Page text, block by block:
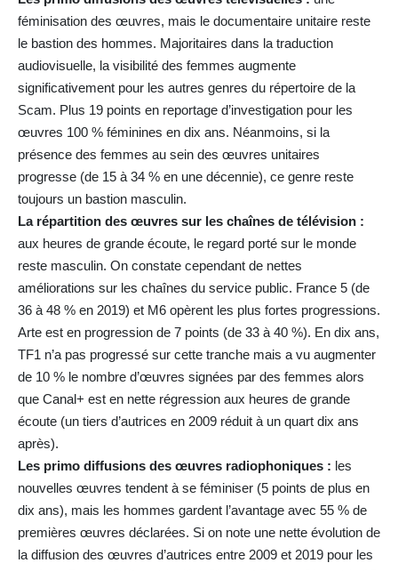
féminisation des œuvres, mais le documentaire unitaire reste
le bastion des hommes. Majoritaires dans la traduction
audiovisuelle, la visibilité des femmes augmente
significativement pour les autres genres du répertoire de la
Scam. Plus 19 points en reportage d’investigation pour les
œuvres 100 % féminines en dix ans. Néanmoins, si la
présence des femmes au sein des œuvres unitaires
progresse (de 15 à 34 % en une décennie), ce genre reste
toujours un bastion masculin.
La répartition des œuvres sur les chaînes de télévision :
aux heures de grande écoute, le regard porté sur le monde
reste masculin. On constate cependant de nettes
améliorations sur les chaînes du service public. France 5 (de
36 à 48 % en 2019) et M6 opèrent les plus fortes progressions.
Arte est en progression de 7 points (de 33 à 40 %). En dix ans,
TF1 n’a pas progressé sur cette tranche mais a vu augmenter
de 10 % le nombre d’œuvres signées par des femmes alors
que Canal+ est en nette régression aux heures de grande
écoute (un tiers d’autrices en 2009 réduit à un quart dix ans
après).
Les primo diffusions des œuvres radiophoniques : les
nouvelles œuvres tendent à se féminiser (5 points de plus en
dix ans), mais les hommes gardent l’avantage avec 55 % de
premières œuvres déclarées. Si on note une nette évolution de
la diffusion des œuvres d’autrices entre 2009 et 2019 pour les